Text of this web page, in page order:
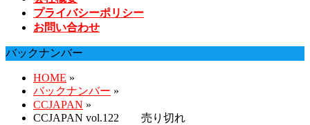
ば
す
プライバシーポリシー
お問い合わせ
バックナンバー
HOME »
バックナンバー »
CCJAPAN »
CCJAPAN vol.122 売り切れ